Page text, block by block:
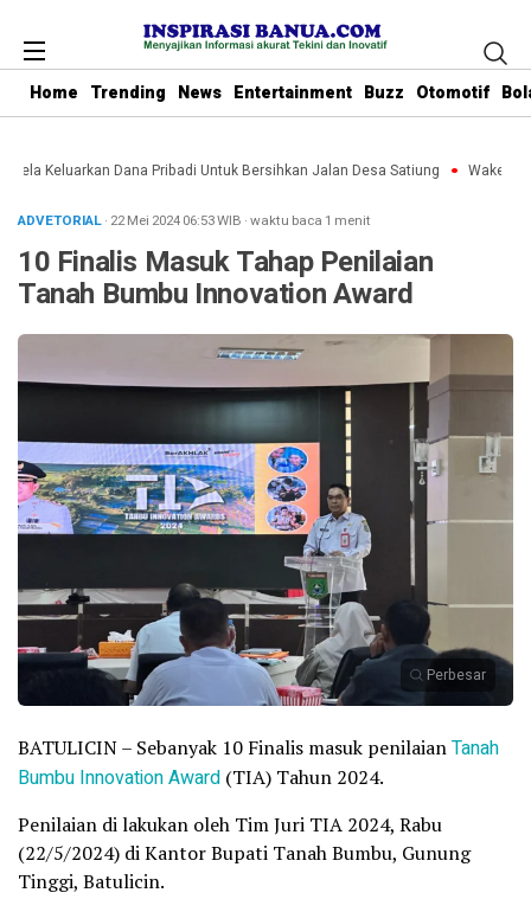
Home Trending News Entertainment Buzz Otomotif
Keluarkan Dana Pribadi Untuk Bersihkan Jalan Desa Satiung Waket
ADVETORIAL· 22 Mei 202406:53WIB ·waktu baca 1 menit
10 Finalis Masuk Tahap Penilaian
Tanah Bumbu Innovation Award
Perbesar
BATULICIN – Sebanyak 10 Finalis masuk penilaianTanah
Bumbu Innovation Award (TIA) Tahun 2024.
Penilaian di lakukan oleh Tim Juri TIA 2024, Rabu
(22/5/2024) di Kantor Bupati Tanah Bumbu, Gunung
Tinggi, Batulicin.